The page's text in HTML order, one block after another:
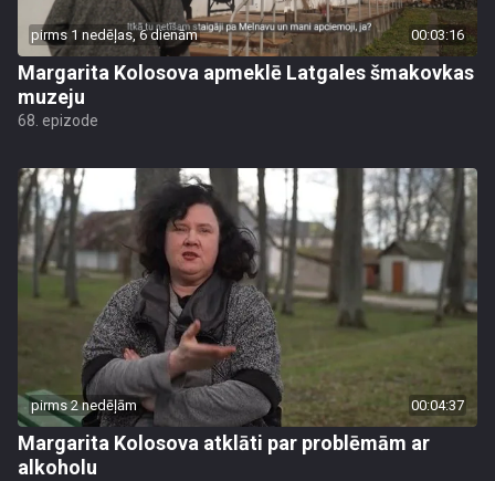
pirms 1 nedēļas, 6 dienām 00:03:16
Margarita Kolosova apmeklē Latgales šmakovkas
muzeju
68. epizode
pirms 2 nedēļām 00:04:37
Margarita Kolosova atklāti par problēmām ar
alkoholu